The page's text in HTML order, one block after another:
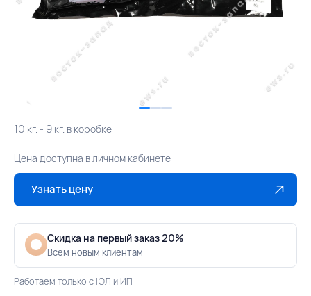
10 кг. - 9 кг. в коробке
Цена доступна в личном кабинете
Узнать цену
Скидка на первый заказ 20%
Всем новым клиентам
Работаем только с ЮЛ и ИП